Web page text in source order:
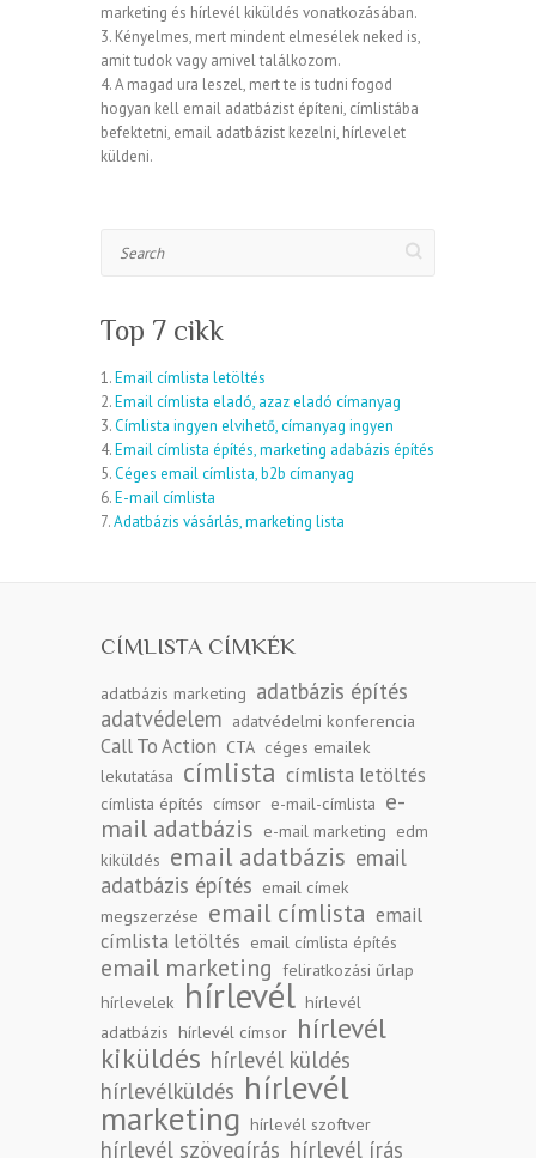
marketing és hírlevél kiküldés vonatkozásában.
3. Kényelmes, mert mindent elmesélek neked is,
amit tudok vagy amivel találkozom.
4. A magad ura leszel, mert te is tudni fogod
hogyan kell email adatbázist építeni, címlistába
befektetni, email adatbázist kezelni, hírlevelet
küldeni.
Top 7 cikk
1.Email címlista letöltés
2.Email címlista eladó, azaz eladó címanyag
3.Címlista ingyen elvihető, címanyag ingyen
4.Email címlista építés, marketing adabázis építés
5.Céges email címlista, b2b címanyag
6.E-mail címlista
7.Adatbázis vásárlás, marketing lista
CÍMLISTA CÍMKÉK
adatbázis marketing adatbázis építés
adatvédelem adatvédelmi konferencia
Call To Action CTA céges emailek
lekutatása címlista címlista letöltés
címlista építés címsor e-mail-címlista e-
mail adatbázis e-mail marketing edm
kiküldés email adatbázis email
adatbázis építés email címek
megszerzése email címlista email
címlista letöltés email címlista építés
email marketing feliratkozási űrlap
hírlevelek
hírlevél hírlevél
adatbázis hírlevél címsor hírlevél
kiküldés hírlevél küldés
hírlevélküldés hírlevél
marketing hírlevél szoftver
hírlevél szövegírás hírlevél írás